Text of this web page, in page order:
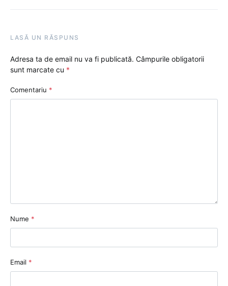
LASĂ UN RĂSPUNS
Adresa ta de email nu va fi publicată. Câmpurile obligatorii
sunt marcate cu *
Comentariu *
Nume *
Email *